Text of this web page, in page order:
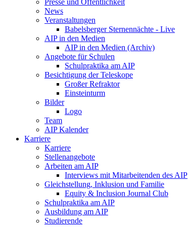
Presse und Öffentlichkeit
News
Veranstaltungen
Babelsberger Sternennächte - Live
AIP in den Medien
AIP in den Medien (Archiv)
Angebote für Schulen
Schulpraktika am AIP
Besichtigung der Teleskope
Großer Refraktor
Einsteinturm
Bilder
Logo
Team
AIP Kalender
Karriere
Karriere
Stellenangebote
Arbeiten am AIP
Interviews mit Mitarbeitenden des AIP
Gleichstellung, Inklusion und Familie
Equity & Inclusion Journal Club
Schulpraktika am AIP
Ausbildung am AIP
Studierende